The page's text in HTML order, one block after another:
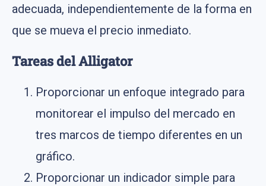
adecuada, independientemente de la forma en
que se mueva el precio inmediato.
Tareas del Alligator
Proporcionar un enfoque integrado para
monitorear el impulso del mercado en
tres marcos de tiempo diferentes en un
gráfico.
Proporcionar un indicador simple para